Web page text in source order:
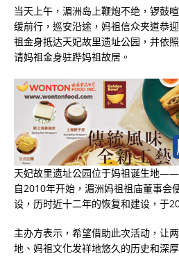
当天上午，湄洲岛上鞭炮不绝，锣鼓
缓前行，巡安沿途，妈祖信众夹道恭
祖金身抵达天妃故里遗址公园，并依
请妈祖金身驻跸妈祖故居。
天妃故里遗址公园位于妈祖诞生地——
自2010年开始，湄洲妈祖祖庙董事会
设，历时近十二年的恢复和建设，于
主办方表示，希望借助此次活动，让
地、妈祖文化发祥地悠久的历史和深